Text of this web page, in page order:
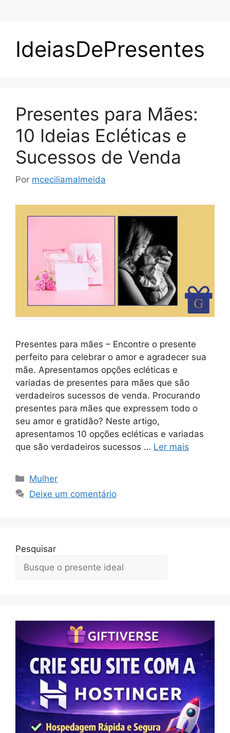
IdeiasDePresentes
Presentes para Mães:
10 Ideias Ecléticas e
Sucessos de Venda
Por mceciliamalmeida
Presentes para mães – Encontre o presente
perfeito para celebrar o amor e agradecer sua
mãe. Apresentamos opções ecléticas e
variadas de presentes para mães que são
verdadeiros sucessos de venda. Procurando
presentes para mães que expressem todo o
seu amor e gratidão? Neste artigo,
apresentamos 10 opções ecléticas e variadas
que são verdadeiros sucessos … Ler mais
Categorias
Mulher
Deixe um comentário
Pesquisar